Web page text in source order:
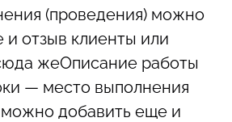
(проведения) можно
и отзыв клиенты или
жеОписание работы
— место выполнения
можно добавить еще и